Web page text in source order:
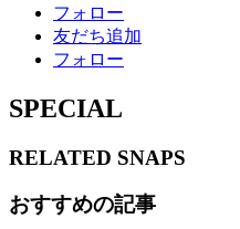
フォロー
友だち追加
フォロー
SPECIAL
RELATED SNAPS
おすすめの記事